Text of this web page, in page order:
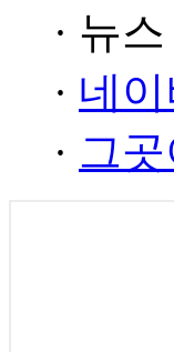
· 뉴
· 네
· 그